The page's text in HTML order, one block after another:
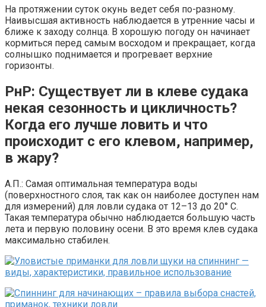
На протяжении суток окунь ведет себя по-разному.
Наивысшая активность наблюдается в утренние часы и
ближе к заходу солнца. В хорошую погоду он начинает
кормиться перед самым восходом и прекращает, когда
солнышко поднимается и прогревает верхние
горизонты.
РнР: Существует ли в клеве судака
некая сезонность и цикличность?
Когда его лучше ловить и что
происходит с его клевом, например,
в жару?
А.П.: Самая оптимальная температура воды
(поверхностного слоя, так как он наиболее доступен нам
для измерений) для ловли судака от 12–13 до 20° С.
Такая температура обычно наблюдается большую часть
лета и первую половину осени. В это время клев судака
максимально стабилен.